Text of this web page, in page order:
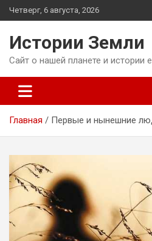
Перейти
к
Четверг, 6 августа, 2026
Истории Земли
Сайт о нашей планете и истории
Главная Первые и нынешние